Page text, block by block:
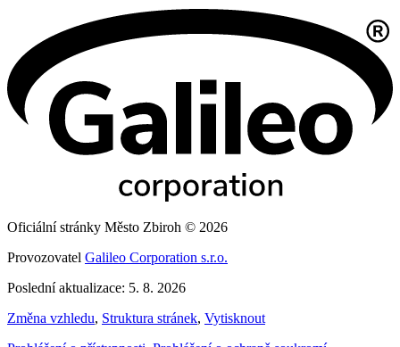
Oficiální stránky Město Zbiroh © 2026
Provozovatel Galileo Corporation s.r.o.
Poslední aktualizace: 5. 8. 2026
Změna vzhledu, Struktura stránek, Vytisknout